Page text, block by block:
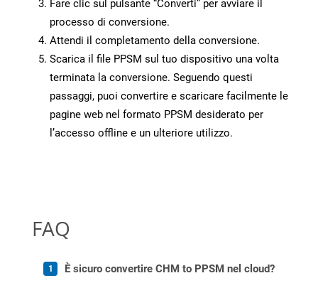
Fare clic sul pulsante “Converti” per avviare il
processo di conversione.
Attendi il completamento della conversione.
Scarica il file PPSM sul tuo dispositivo una volta
terminata la conversione. Seguendo questi
passaggi, puoi convertire e scaricare facilmente le
pagine web nel formato PPSM desiderato per
l’accesso offline e un ulteriore utilizzo.
FAQ
È sicuro convertire CHM to PPSM nel cloud?